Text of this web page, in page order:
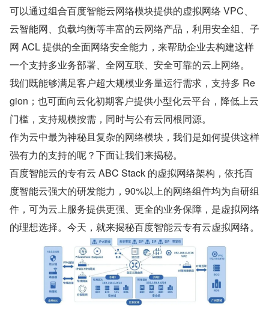
可以通过组合百度智能云网络模块提供的虚拟网络 VPC、
云智能网、负载均衡等丰富的云网络产品，利用安全组、子
网 ACL 提供的全面网络安全能力，来帮助企业去构建这样
一个支持多业务部署、全网互联、安全可靠的云上网络。
我们既能够满足客户超大规模业务量运行需求，支持多 Re
gion；也可面向云化初期客户提供小型化云平台，降低上云
门槛，支持规模按需，同时与公有云同根同源。
作为云中最为神秘且复杂的网络模块，我们是如何提供这样
强有力的支持的呢？下面让我们来揭秘。
百度智能云的专有云 ABC Stack 的虚拟网络架构，依托百
度智能云强大的研发能力，90%以上的网络组件均为自研组
件，可为云上服务提供更强、更全的业务保障，是虚拟网络
的理想选择。今天，就来揭秘百度智能云专有云虚拟网络。